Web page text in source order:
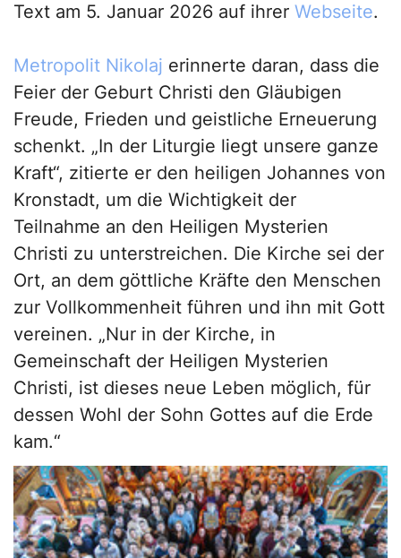
Text am 5. Januar 2026 auf ihrer Webseite.
Metropolit Nikolaj erinnerte daran, dass die
Feier der Geburt Christi den Gläubigen
Freude, Frieden und geistliche Erneuerung
schenkt. „In der Liturgie liegt unsere ganze
Kraft“, zitierte er den heiligen Johannes von
Kronstadt, um die Wichtigkeit der
Teilnahme an den Heiligen Mysterien
Christi zu unterstreichen. Die Kirche sei der
Ort, an dem göttliche Kräfte den Menschen
zur Vollkommenheit führen und ihn mit Gott
vereinen. „Nur in der Kirche, in
Gemeinschaft der Heiligen Mysterien
Christi, ist dieses neue Leben möglich, für
dessen Wohl der Sohn Gottes auf die Erde
kam.“